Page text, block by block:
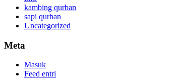
kambing qurban
sapi qurban
Uncategorized
Meta
Masuk
Feed entri